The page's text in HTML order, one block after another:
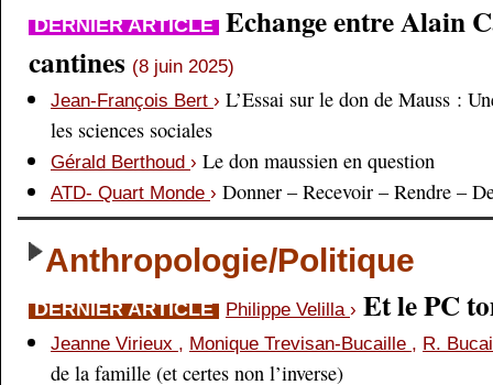
DERNIER ARTICLE Echange entre Alain
cantines (8 juin 2025)
Jean-François Bert › L’Essai sur le don de Mauss :
les sciences sociales
Gérald Berthoud › Le don maussien en question
ATD- Quart Monde › Donner – Recevoir – Rendre –
Anthropologie/Politique
DERNIER ARTICLE Philippe Velilla › Et le PC
Jeanne Virieux , Monique Trevisan-Bucaille , R.
de la famille (et certes non l’inverse)